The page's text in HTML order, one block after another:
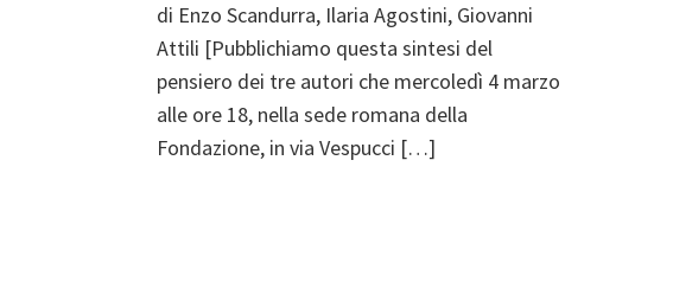
di Enzo Scandurra, Ilaria Agostini, Giovanni
Attili [Pubblichiamo questa sintesi del
pensiero dei tre autori che mercoledì 4 marzo
alle ore 18, nella sede romana della
Fondazione, in via Vespucci […]